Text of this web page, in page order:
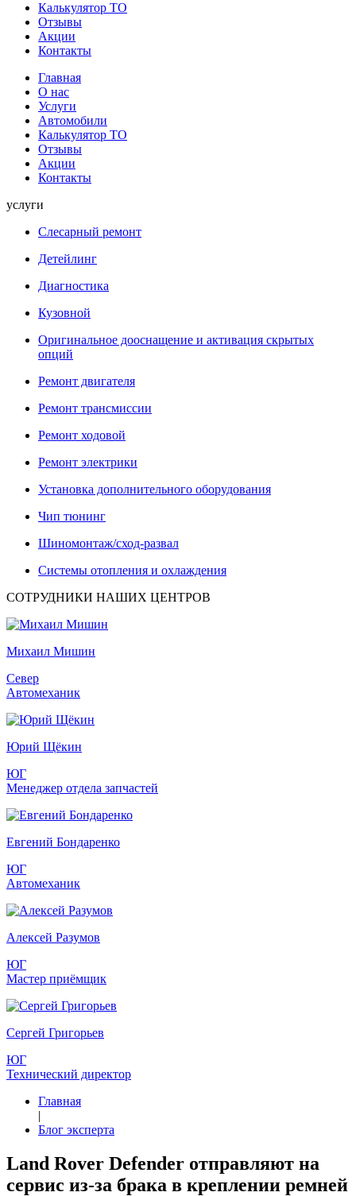
Калькулятор ТО
Отзывы
Акции
Контакты
Главная
О нас
Услуги
Автомобили
Калькулятор ТО
Отзывы
Акции
Контакты
услуги
Слесарный ремонт
Детейлинг
Диагностика
Кузовной
Оригинальное дооснащение и активация скрытых
опций
Ремонт двигателя
Ремонт трансмиссии
Ремонт ходовой
Ремонт электрики
Установка дополнительного оборудования
Чип тюнинг
Шиномонтаж/сход-развал
Системы отопления и охлаждения
СОТРУДНИКИ НАШИХ ЦЕНТРОВ
Михаил Мишин
Север
Автомеханик
Юрий Щёкин
ЮГ
Менеджер отдела запчастей
Евгений Бондаренко
ЮГ
Автомеханик
Алексей Разумов
ЮГ
Мастер приёмщик
Сергей Григорьев
ЮГ
Технический директор
Главная
|
Блог эксперта
Land Rover Defender отправляют на
сервис из-за брака в креплении ремней